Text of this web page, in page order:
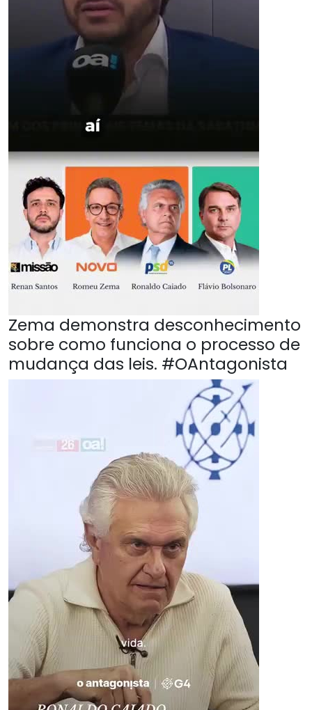
Zema demonstra desconhecimento
sobre como funciona o processo de
mudança das leis. #OAntagonista